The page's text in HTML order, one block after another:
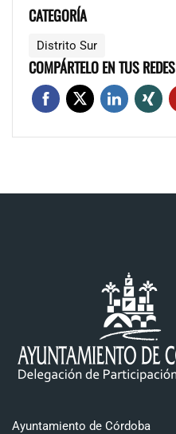
CATEGORÍA
Distrito Sur
COMPÁRTELO EN TUS REDES
Ayuntamiento de Córdoba